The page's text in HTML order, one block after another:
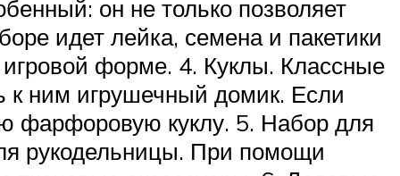
он не только позволяет
идет лейка, семена и пакетики
форме. 4. Куклы. Классные
к ним игрушечный домик. Если
фарфоровую куклу. 5. Набор для
рукодельницы. При помощи